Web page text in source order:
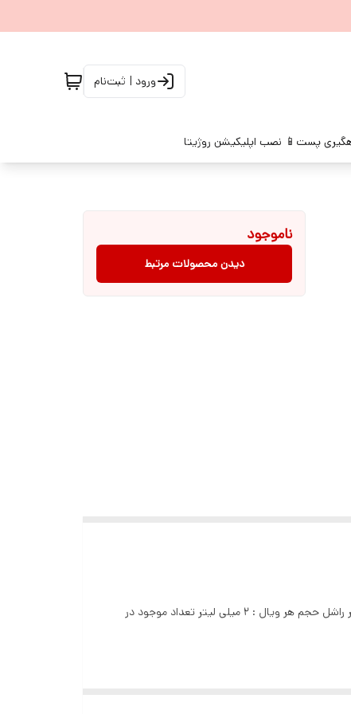
ورود | ثبت‌نام
پست 📱 نصب اپلیکیشن روژیتا
ناموجود
دیدن محصولات مرتبط
کلاژن سازی در پوست که منجر به جوانسازی بیشتر و لیفت صورت میشود. آبرسان و مرطوب کننده صورت جلوگیری از چین و چروک برند : دکتر راشل حجم هر ویال : 2 میلی لیتر تعداد موجود در